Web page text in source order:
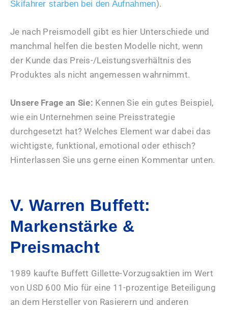
Skifahrer starben bei den Aufnahmen).
Je nach Preismodell gibt es hier Unterschiede und
manchmal helfen die besten Modelle nicht, wenn
der Kunde das Preis-/Leistungsverhältnis des
Produktes als nicht angemessen wahrnimmt.
Unsere Frage an Sie: Kennen Sie ein gutes Beispiel,
wie ein Unternehmen seine Preisstrategie
durchgesetzt hat? Welches Element war dabei das
wichtigste, funktional, emotional oder ethisch?
Hinterlassen Sie uns gerne einen Kommentar unten.
V. Warren Buffett:
Markenstärke &
Preismacht
1989 kaufte Buffett Gillette-Vorzugsaktien im Wert
von USD 600 Mio für eine 11-prozentige Beteiligung
an dem Hersteller von Rasierern und anderen